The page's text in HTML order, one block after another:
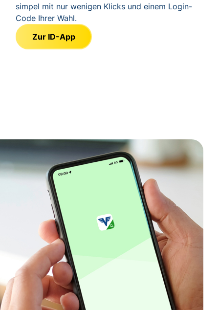
simpel mit nur wenigen Klicks und einem Login-
Code Ihrer Wahl.
Zur ID-App